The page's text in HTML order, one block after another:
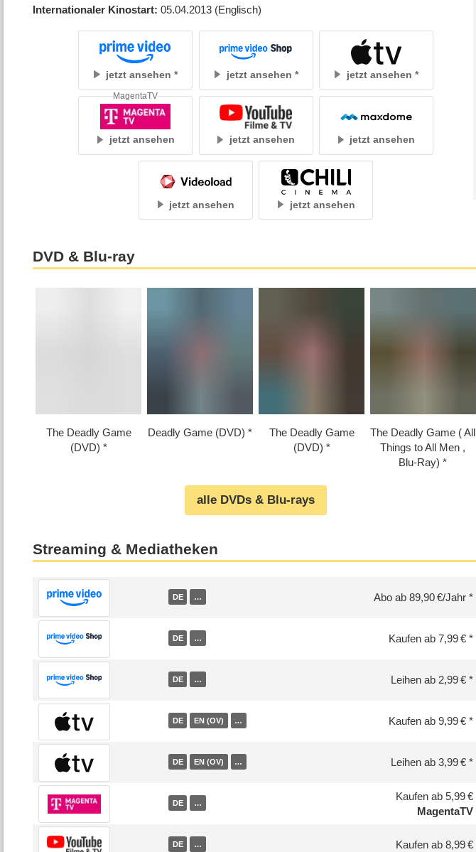
Internationaler Kinostart 05.04.2013 (Englisch)
jetzt ansehen jetzt ansehen jetzt ansehen
jetzt ansehen
MagentaTV
jetzt ansehen jetzt ansehen
jetzt ansehen jetzt ansehen
DVD & Blu-ray
The Deadly Game
(DVD)
Deadly Game (DVD)
The Deadly Game
(DVD)
The Deadly Game ( All
Things to All Men ,
Blu-Ray)
alle DVDs & Blu-rays
Streaming & Mediatheken
DE … Abo ab 89,90 €/Jahr
DE … Kaufen ab 7,99 €
DE … Leihen ab 2,99 €
DE EN (OV) … Kaufen ab 9,99 €
DE EN (OV) … Leihen ab 3,99 €
DE …
Kaufen ab 5,99 €
MagentaTV
DE … Kaufen ab 8,99 €